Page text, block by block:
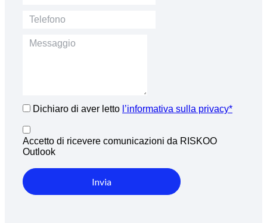
Dichiaro di aver letto l’informativa sulla privacy*
Accetto di ricevere comunicazioni da RISKOO
Outlook
Invia